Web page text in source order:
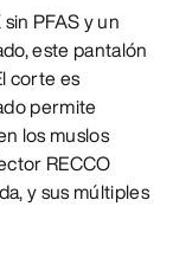
PFAS y un
este pantalón
corte es
permite
los muslos
RECCO
y sus múltiples